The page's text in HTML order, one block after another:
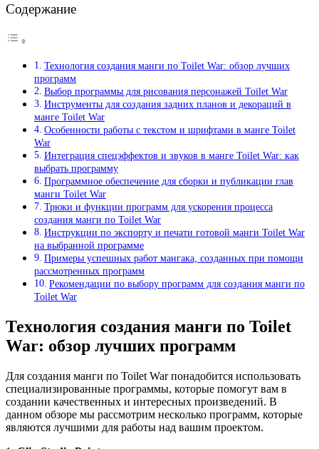
Содержание
Технология создания манги по Toilet War: обзор лучших
программ
Выбор программы для рисования персонажей Toilet War
Инструменты для создания задних планов и декораций в
манге Toilet War
Особенности работы с текстом и шрифтами в манге Toilet
War
Интеграция спецэффектов и звуков в манге Toilet War: как
выбрать программу
Программное обеспечение для сборки и публикации глав
манги Toilet War
Трюки и функции программ для ускорения процесса
создания манги по Toilet War
Инструкции по экспорту и печати готовой манги Toilet War
на выбранной программе
Примеры успешных работ мангака, созданных при помощи
рассмотренных программ
Рекомендации по выбору программ для создания манги по
Toilet War
Технология создания манги по Toilet
War: обзор лучших программ
Для создания манги по Toilet War понадобится использовать
специализированные программы, которые помогут вам в
создании качественных и интересных произведений. В
данном обзоре мы рассмотрим несколько программ, которые
являются лучшими для работы над вашим проектом.